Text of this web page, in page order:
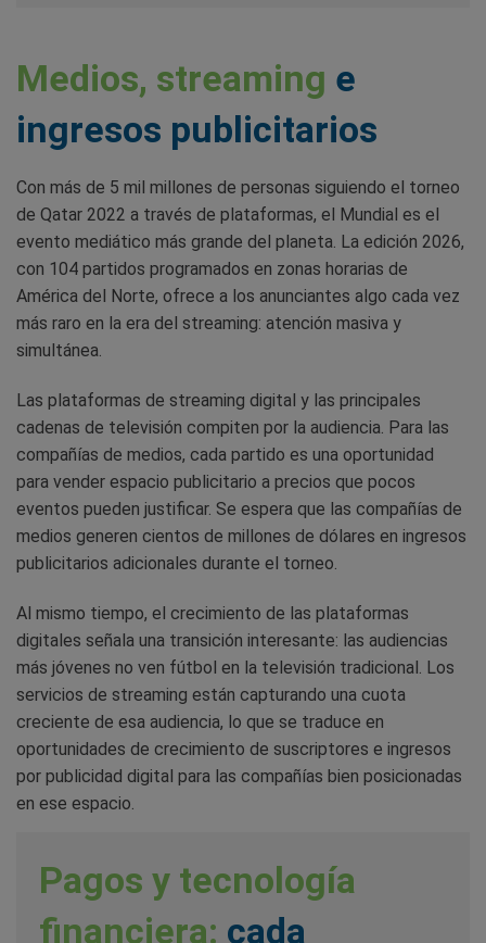
Medios, streaming e
ingresos publicitarios
Con más de 5 mil millones de personas siguiendo el torneo
de Qatar 2022 a través de plataformas, el Mundial es el
evento mediático más grande del planeta. La edición 2026,
con 104 partidos programados en zonas horarias de
América del Norte, ofrece a los anunciantes algo cada vez
más raro en la era del streaming: atención masiva y
simultánea.
Las plataformas de streaming digital y las principales
cadenas de televisión compiten por la audiencia. Para las
compañías de medios, cada partido es una oportunidad
para vender espacio publicitario a precios que pocos
eventos pueden justificar. Se espera que las compañías de
medios generen cientos de millones de dólares en ingresos
publicitarios adicionales durante el torneo.
Al mismo tiempo, el crecimiento de las plataformas
digitales señala una transición interesante: las audiencias
más jóvenes no ven fútbol en la televisión tradicional. Los
servicios de streaming están capturando una cuota
creciente de esa audiencia, lo que se traduce en
oportunidades de crecimiento de suscriptores e ingresos
por publicidad digital para las compañías bien posicionadas
en ese espacio.
Pagos y tecnología
financiera: cada